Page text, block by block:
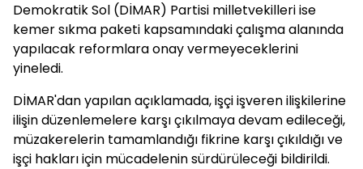
Demokratik Sol (DİMAR) Partisi milletvekilleri ise
kemer sıkma paketi kapsamındaki çalışma alanında
yapılacak reformlara onay vermeyeceklerini
yineledi.
DİMAR'dan yapılan açıklamada, işçi işveren ilişkilerine
ilişin düzenlemelere karşı çıkılmaya devam edileceği,
müzakerelerin tamamlandığı fikrine karşı çıkıldığı ve
işçi hakları için mücadelenin sürdürüleceği bildirildi.